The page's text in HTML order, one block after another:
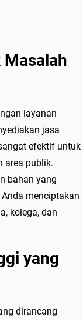
layanan
jasa
efektif untuk
area publik.
bahan yang
menciptakan
kolega, dan
yang
dirancang